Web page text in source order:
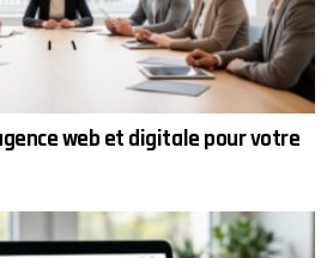
web et digitale pour votre